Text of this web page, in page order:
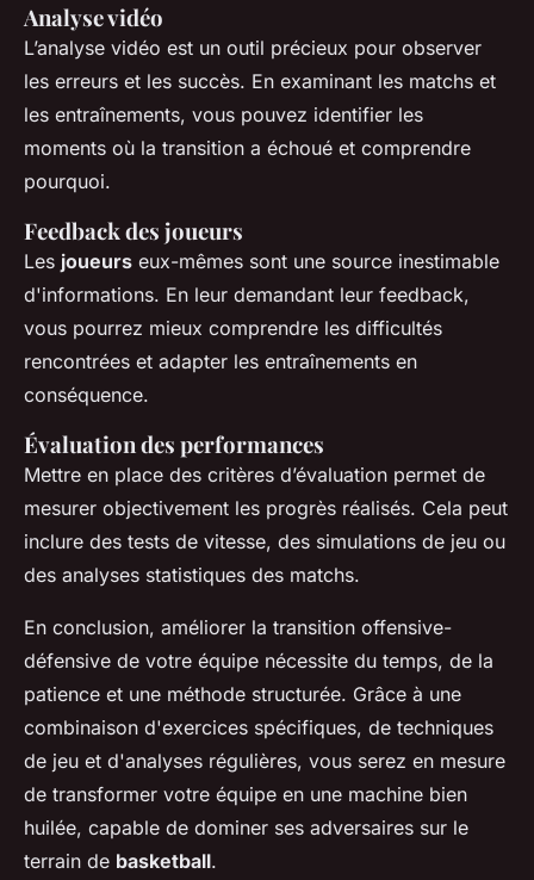
Analyse vidéo
L’analyse vidéo est un outil précieux pour observer
les erreurs et les succès. En examinant les matchs et
les entraînements, vous pouvez identifier les
moments où la transition a échoué et comprendre
pourquoi.
Feedback des joueurs
Les joueurs eux-mêmes sont une source inestimable
d'informations. En leur demandant leur feedback,
vous pourrez mieux comprendre les difficultés
rencontrées et adapter les entraînements en
conséquence.
Évaluation des performances
Mettre en place des critères d’évaluation permet de
mesurer objectivement les progrès réalisés. Cela peut
inclure des tests de vitesse, des simulations de jeu ou
des analyses statistiques des matchs.
En conclusion, améliorer la transition offensive-
défensive de votre équipe nécessite du temps, de la
patience et une méthode structurée. Grâce à une
combinaison d'exercices spécifiques, de techniques
de jeu et d'analyses régulières, vous serez en mesure
de transformer votre équipe en une machine bien
huilée, capable de dominer ses adversaires sur le
terrain de basketball.